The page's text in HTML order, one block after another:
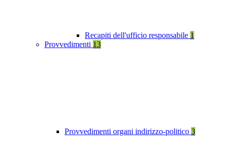
Recapiti dell'ufficio responsabile 1
Provvedimenti 13
Provvedimenti organi indirizzo-politico 3